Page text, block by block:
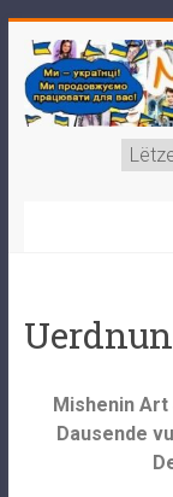
Mishenin
Dausende